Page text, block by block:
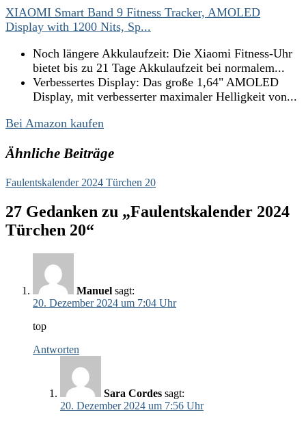
XIAOMI Smart Band 9 Fitness Tracker, AMOLED
Display with 1200 Nits, Sp...
Noch längere Akkulaufzeit: Die Xiaomi Fitness-Uhr
bietet bis zu 21 Tage Akkulaufzeit bei normalem...
Verbessertes Display: Das große 1,64" AMOLED
Display, mit verbesserter maximaler Helligkeit von...
Bei Amazon kaufen
Ähnliche Beiträge
Faulentskalender 2024 Türchen 20
27 Gedanken zu „Faulentskalender 2024
Türchen 20“
Manuel sagt:
20. Dezember 2024 um 7:04 Uhr
top
Antworten
Sara Cordes sagt:
20. Dezember 2024 um 7:56 Uhr